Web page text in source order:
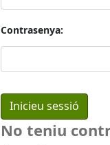
Contrasenya:
No teniu